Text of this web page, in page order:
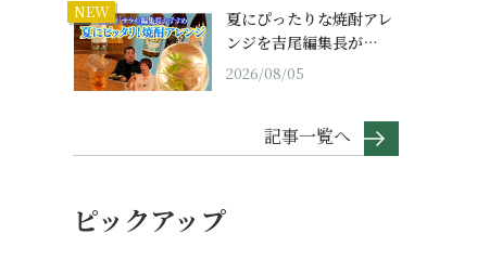
NEW
夏にぴったりな焼酎アレ
ンジを吉尾編集長が…
2026/08/05
記事一覧へ
ピックアップ